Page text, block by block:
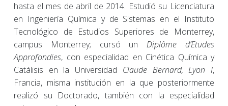
hasta el mes de abril de 2014. Estudió su Licenciatura
en Ingeniería Química y de Sistemas en el Instituto
Tecnológico de Estudios Superiores de Monterrey,
campus Monterrey; cursó unDiplôme d’Etudes
Approfondies, con especialidad en Cinética Química y
Catálisis en la Universidad Claude Bernard, Lyon I,
Francia, misma institución en la que posteriormente
realizó su Doctorado, también con la especialidad